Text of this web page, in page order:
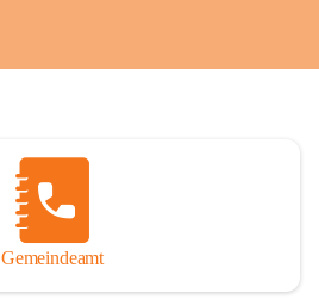
Gemeindeamt